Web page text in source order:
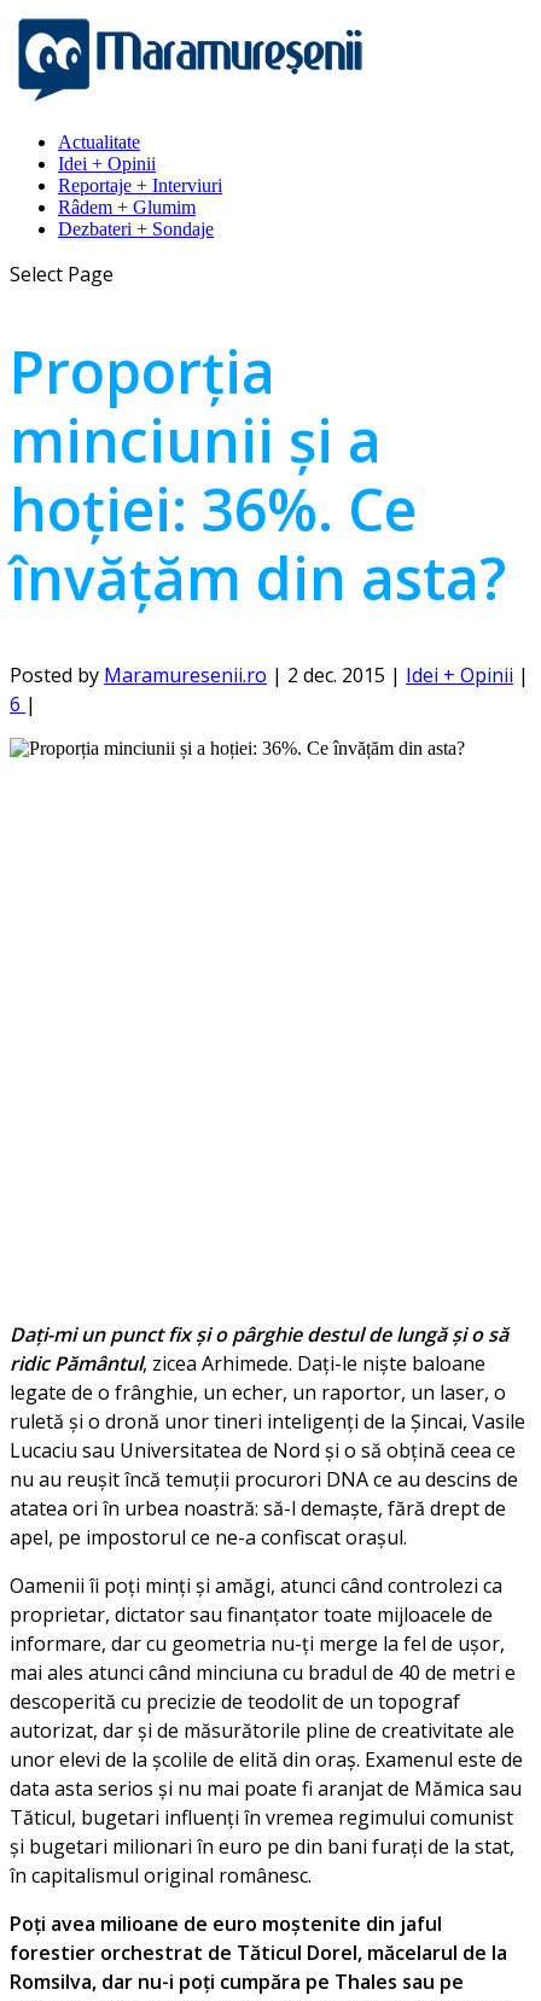
Actualitate
Idei + Opinii
Reportaje + Interviuri
Râdem + Glumim
Dezbateri + Sondaje
Select Page
Proporția
minciunii și a
hoției: 36%. Ce
învățăm din asta?
Posted by Maramuresenii.ro | 2 dec. 2015 | Idei + Opinii |
6 |
Dați-mi un punct fix și o pârghie destul de lungă și o să
ridic Pământul, zicea Arhimede. Dați-le niște baloane
legate de o frânghie, un echer, un raportor, un laser, o
ruletă și o dronă unor tineri inteligenți de la Șincai, Vasile
Lucaciu sau Universitatea de Nord și o să obțină ceea ce
nu au reușit încă temuții procurori DNA ce au descins de
atatea ori în urbea noastră: să-l demaște, fără drept de
apel, pe impostorul ce ne-a confiscat orașul.
Oamenii îi poți minți și amăgi, atunci când controlezi ca
proprietar, dictator sau finanțator toate mijloacele de
informare, dar cu geometria nu-ți merge la fel de ușor,
mai ales atunci când minciuna cu bradul de 40 de metri e
descoperită cu precizie de teodolit de un topograf
autorizat, dar și de măsurătorile pline de creativitate ale
unor elevi de la școlile de elită din oraș. Examenul este de
data asta serios și nu mai poate fi aranjat de Mămica sau
Tăticul, bugetari influenți în vremea regimului comunist
și bugetari milionari în euro pe din bani furați de la stat,
în capitalismul original românesc.
Poți avea milioane de euro moștenite din jaful
forestier orchestrat de Tăticul Dorel, măcelarul de la
Romsilva, dar nu-i poți cumpăra pe Thales sau pe